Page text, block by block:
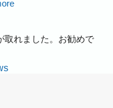
取れました。お勧めで